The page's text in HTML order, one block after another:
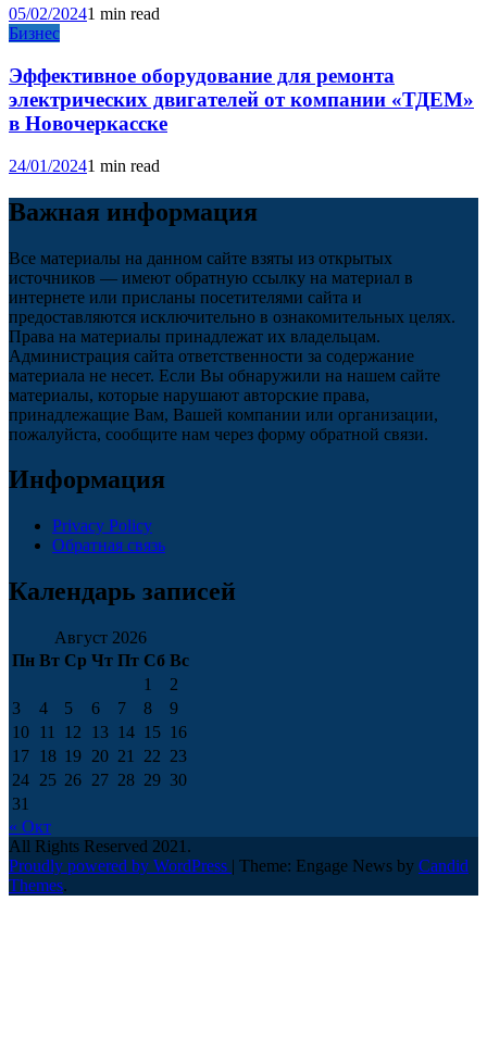
05/02/20241 min read
Бизнес
Эффективное оборудование для ремонта
электрических двигателей от компании «ТДЕМ»
в Новочеркасске
24/01/20241 min read
Важная информация
Все материалы на данном сайте взяты из открытых
источников — имеют обратную ссылку на материал в
интернете или присланы посетителями сайта и
предоставляются исключительно в ознакомительных целях.
Права на материалы принадлежат их владельцам.
Администрация сайта ответственности за содержание
материала не несет. Если Вы обнаружили на нашем сайте
материалы, которые нарушают авторские права,
принадлежащие Вам, Вашей компании или организации,
пожалуйста, сообщите нам через форму обратной связи.
Информация
Privacy Policy
Обратная связь
Календарь записей
Август 2026
Пн Вт Ср Чт Пт Сб Вс
1
2
3
4 5 6 7 8
9
10 11 12 13 14 15 16
17 18 19 20 21 22 23
24 25 26 27 28 29 30
31
« Окт
All Rights Reserved 2021.
Proudly powered by WordPress | Theme: Engage News by Candid
Themes.